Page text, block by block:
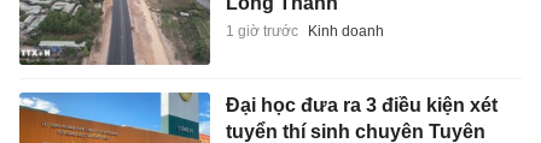
1 giờ trước Kinh doanh
Đại học đưa ra 3 điều kiện xét
tuyển thí sinh chuyên Tuyên